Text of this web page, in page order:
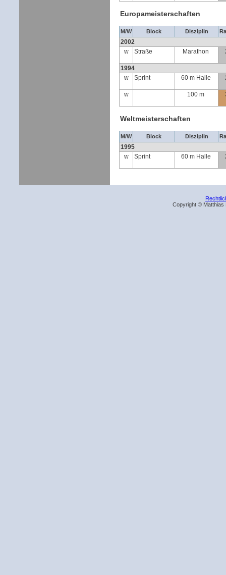
Europameisterschaften
M/W Block Disziplin
2002
w
Straße Marathon
1994
w
Sprint 60 m Halle
w 100 m
Weltmeisterschaften
M/W Block Disziplin
1995
w
Sprint 60 m Halle
Copyright © Matthias